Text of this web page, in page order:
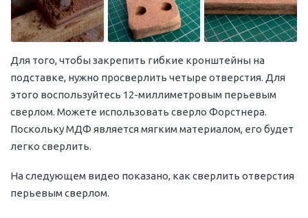
Для того, чтобы закрепить гибкие кронштейны на
подставке, нужно просверлить четыре отверстия. Для
этого воспользуйтесь 12-миллиметровым перьевым
сверлом. Можете использовать сверло Форстнера.
Поскольку МДФ является мягким материалом, его будет
легко сверлить.
На следующем видео показано, как сверлить отверстия
перьевым сверлом.